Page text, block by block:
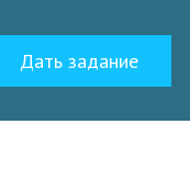
Дать задание